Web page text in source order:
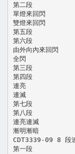
第二段
單燈來回閃
雙燈來回閃
第五段
第六段
由外向內來回閃
全閃
第三段
第四段
連亮
連滅
第七段
第八段
連亮連滅
漸明漸暗
CDT3339-09 8 段
第一段